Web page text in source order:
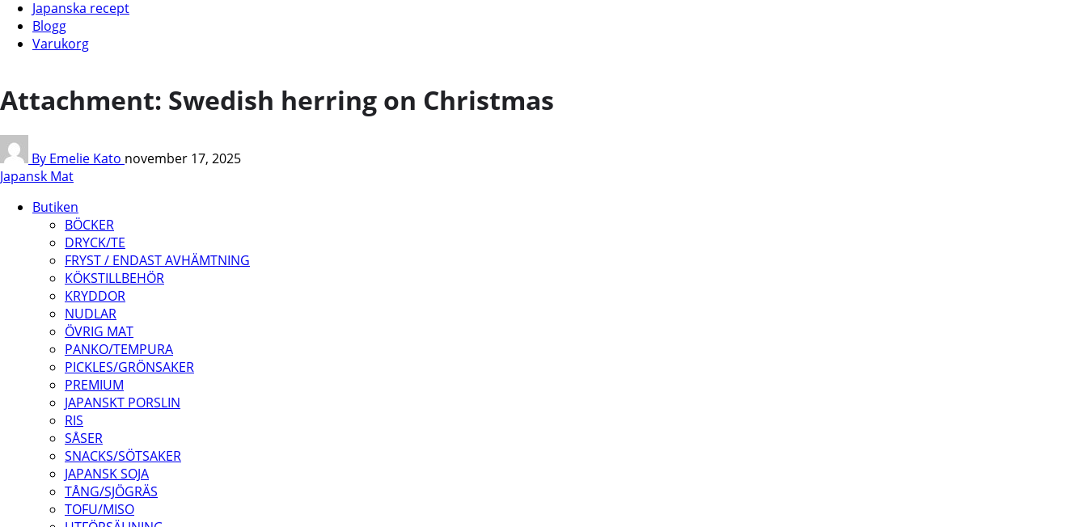
Japanska recept
Blogg
Varukorg
Attachment: Swedish herring on Christmas
By Emelie Kato november 17, 2025
Japansk Mat
Butiken
BÖCKER
DRYCK/TE
FRYST / ENDAST AVHÄMTNING
KÖKSTILLBEHÖR
KRYDDOR
NUDLAR
ÖVRIG MAT
PANKO/TEMPURA
PICKLES/GRÖNSAKER
PREMIUM
JAPANSKT PORSLIN
RIS
SÅSER
SNACKS/SÖTSAKER
JAPANSK SOJA
TÅNG/SJÖGRÄS
TOFU/MISO